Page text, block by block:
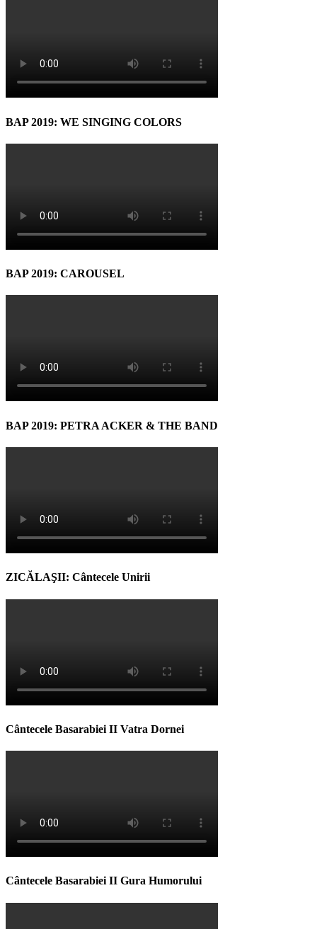
BAP 2019: WE SINGING COLORS
BAP 2019: CAROUSEL
BAP 2019: PETRA ACKER & THE BAND
ZICĂLAŞII: Cântecele Unirii
Cântecele Basarabiei II Vatra Dornei
Cântecele Basarabiei II Gura Humorului